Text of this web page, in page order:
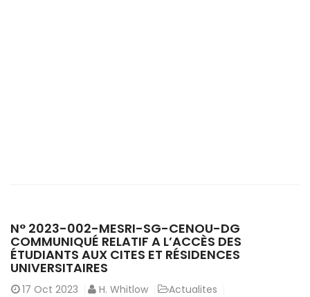
N° 2023-002-MESRI-SG-CENOU-DG
COMMUNIQUÉ RELATIF A L’ACCÈS DES
ÉTUDIANTS AUX CITES ET RÉSIDENCES
UNIVERSITAIRES
17 Oct 2023 H. Whitlow
Actualites